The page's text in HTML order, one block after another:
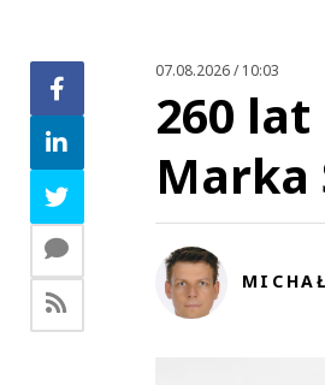
07.08.2026 / 10:03
260
Marka